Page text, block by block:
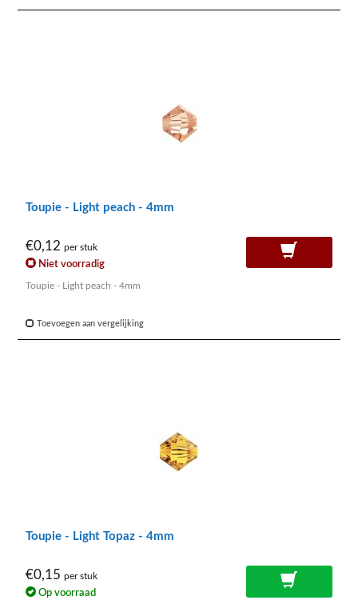
Toupie - Light peach - 4mm
€0,12 per stuk
Niet voorradig
Toupie - Light peach - 4mm
Toevoegen aan vergelijking
Toupie - Light Topaz - 4mm
€0,15 per stuk
Op voorraad